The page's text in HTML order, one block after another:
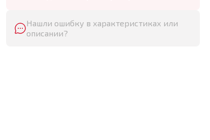
Нашли ошибку в характеристиках или
описании?